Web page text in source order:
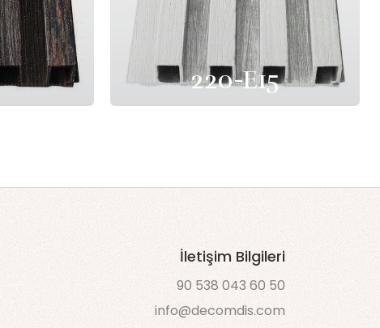
220-E15
İletişim Bilgileri
90 538 043 60 50
info@decomdis.com